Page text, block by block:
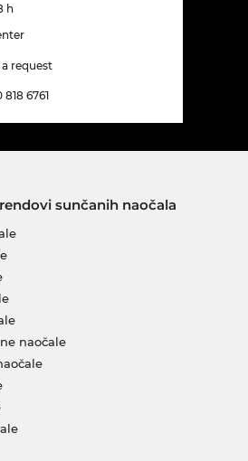
h
request
6761
sunčanih naočala
naočale